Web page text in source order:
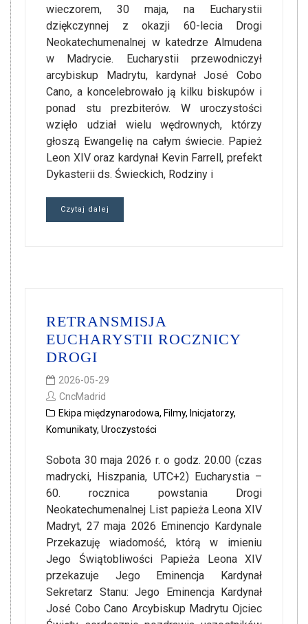
wieczorem, 30 maja, na Eucharystii
dziękczynnej z okazji 60-lecia Drogi
Neokatechumenalnej w katedrze Almudena
w Madrycie. Eucharystii przewodniczył
arcybiskup Madrytu, kardynał José Cobo
Cano, a koncelebrowało ją kilku biskupów i
ponad stu prezbiterów. W uroczystości
wzięło udział wielu wędrownych, którzy
głoszą Ewangelię na całym świecie. Papież
Leon XIV oraz kardynał Kevin Farrell, prefekt
Dykasterii ds. Świeckich, Rodziny i
Czytaj dalej
RETRANSMISJA
EUCHARYSTII ROCZNICY
DROGI
2026-05-29
CncMadrid
Ekipa międzynarodowa, Filmy, Inicjatorzy,
Komunikaty, Uroczystości
Sobota 30 maja 2026 r. o godz. 20.00 (czas
madrycki, Hiszpania, UTC+2) Eucharystia –
60. rocznica powstania Drogi
Neokatechumenalnej List papieża Leona XIV
Madryt, 27 maja 2026 Eminencjo Kardynale
Przekazuję wiadomość, którą w imieniu
Jego Świątobliwości Papieża Leona XIV
przekazuje Jego Eminencja Kardynał
Sekretarz Stanu: Jego Eminencja Kardynał
José Cobo Cano Arcybiskup Madrytu Ojciec